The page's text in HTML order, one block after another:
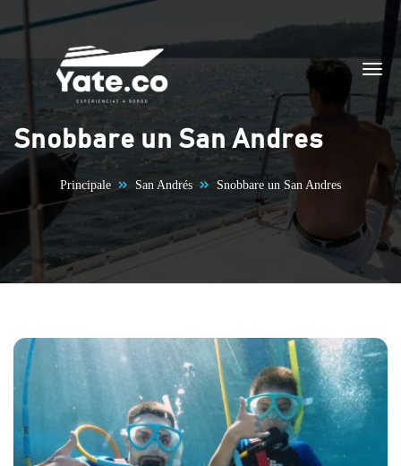
Vai al contenuto
Snobbare un San Andres
Principale San Andrés Snobbare un San Andres